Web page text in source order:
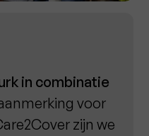
in combinatie
voor
zijn we